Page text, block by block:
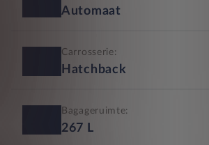
Automaat
Carrosserie:
Hatchback
Bagageruimte:
267 L